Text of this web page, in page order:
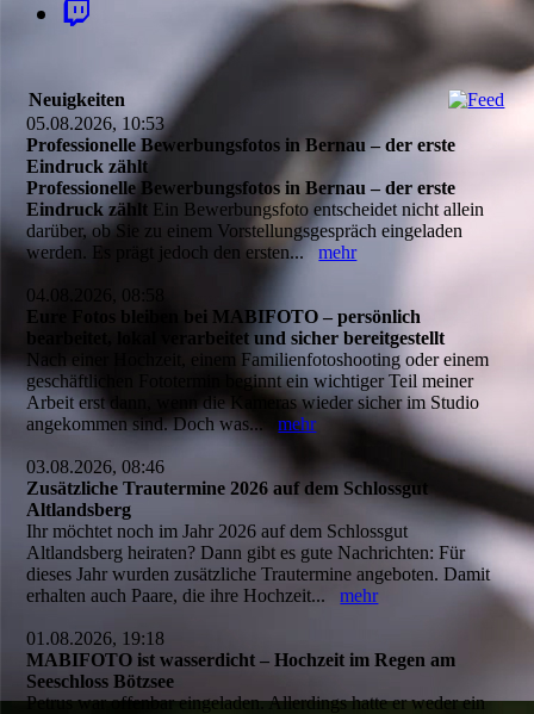
Neuigkeiten
05.08.2026, 10:53
Professionelle Bewerbungsfotos in Bernau – der erste
Eindruck zählt
Professionelle Bewerbungsfotos in Bernau – der erste
Eindruck zählt Ein Bewerbungsfoto entscheidet nicht allein
darüber, ob Sie zu einem Vorstellungsgespräch eingeladen
werden. Es prägt jedoch den ersten...mehr
04.08.2026, 08:58
Eure Fotos bleiben bei MABIFOTO – persönlich
bearbeitet, lokal verarbeitet und sicher bereitgestellt
Nach einer Hochzeit, einem Familienfotoshooting oder einem
geschäftlichen Fototermin beginnt ein wichtiger Teil meiner
Arbeit erst dann, wenn die Kameras wieder sicher im Studio
angekommen sind. Doch was...mehr
03.08.2026, 08:46
Zusätzliche Trautermine 2026 auf dem Schlossgut
Altlandsberg
Ihr möchtet noch im Jahr 2026 auf dem Schlossgut
Altlandsberg heiraten? Dann gibt es gute Nachrichten: Für
dieses Jahr wurden zusätzliche Trautermine angeboten. Damit
erhalten auch Paare, die ihre Hochzeit...mehr
01.08.2026, 19:18
MABIFOTO ist wasserdicht – Hochzeit im Regen am
Seeschloss Bötzsee
Petrus war offenbar eingeladen. Allerdings hatte er weder ein